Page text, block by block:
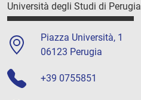
Università degli Studi di Perugia
Piazza Università, 1
06123 Perugia
+39 0755851